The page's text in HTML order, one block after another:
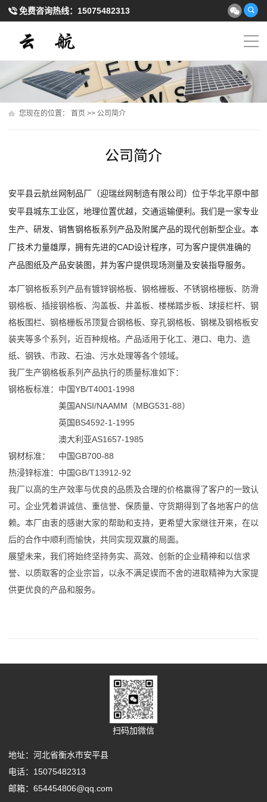
免费咨询热线： 15075482313
您现在的位置： 首页 >> 公司简介
公司简介
安平县云航丝网制品厂（迎瑞丝网制造有限公司） 位于华北平原中部
安平县城东工业区，地理位置优越，交通运输便利。我们是一家专业
生产、研发、销售钢格板系列产品及附属产品的现代创新型企业。本
厂技术力量雄厚，拥有先进的CAD设计程序，可为客户提供准确的
产品图纸及产品安装图，并为客户提供现场测量及安装指导服务。
本厂钢格板系列产品有镀锌钢格板、钢格栅板、不锈钢格栅板、防滑
钢格板、插接钢格板、沟盖板、井盖板、楼梯踏步板、球接栏杆、钢
格板围栏、钢格栅板吊顶复合钢格板、穿孔钢格板、钢梯及钢格板安
装夹等多个系列，近百种规格。产品适用于化工、港口、电力、造
纸、钢铁、市政、石油、污水处理等各个领域。
我厂生产钢格板系列产品执行的质量标准如下：
钢格板标准：中国YB/T4001-1998
美国ANSI/NAAMM（MBG531-88）
英国BS4592-1-1995
澳大利亚AS1657-1985
钢材标准： 中国GB700-88
热浸锌标准：中国GB/T13912-92
我厂以高的生产效率与优良的品质及合理的价格赢得了客户的一致认
可。企业凭着讲诚信、重信誉、保质量、守货期得到了各地客户的信
赖。本厂由衷的感谢大家的帮助和支持，更希望大家继往开来，在以
后的合作中顺利而愉快，共同实现双赢的局面。
展望未来，我们将始终坚持务实、高效、创新的企业精神和以信求
誉、以质取客的企业宗旨，以永不满足锲而不舍的进取精神为大家提
供更优良的产品和服务。
扫码加微信
地址：河北省衡水市安平县
电话：15075482313
邮箱：654454806@qq.com